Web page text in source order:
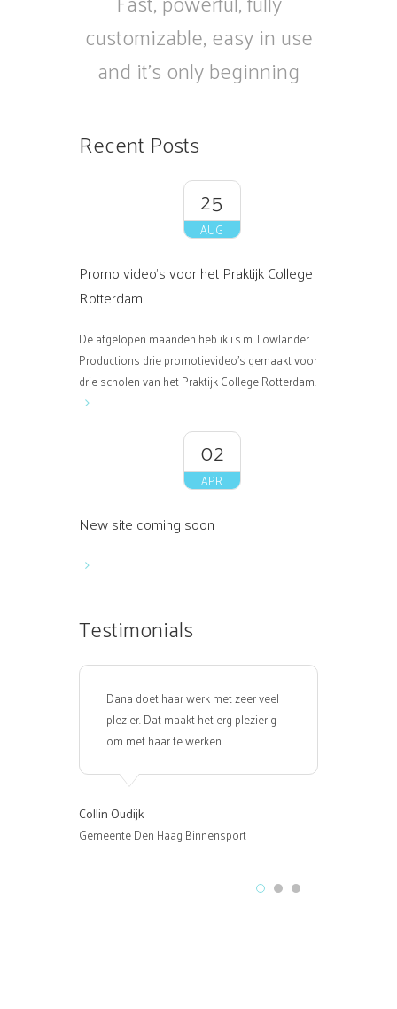
customizable, easy in use
and it's only beginning
Recent Posts
25
AUG
Promo video’s voor het Praktijk College
Rotterdam
De afgelopen maanden heb ik i.s.m. Lowlander
Productions drie promotievideo’s gemaakt voor de
drie scholen van het Praktijk College Rotterdam. HPC
02
APR
New site coming soon
Testimonials
Dana doet haar werk met zeer veel
plezier. Dat maakt het erg plezierig
om met haar te werken.
Collin Oudijk
Gemeente Den Haag Binnensport